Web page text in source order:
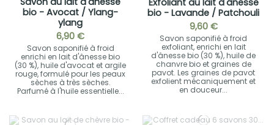
bio - Avocat / Ylang-
ylang
6,90 €
Savon saponifié à froid
enrichi en lait d'ânesse bio
(30 %), huile d'avocat et argile
rouge, formulé pour les peaux
sèches à très sèches.
Parfumé à l'huile essentielle...
bio - Lavande / Patchouli
9,60 €
Savon saponifié à froid
exfoliant, enrichi en lait
d'ânesse bio (30 %), huile de
chanvre bio et graines de
pavot. Les graines de pavot
exfolient mécaniquement et
en douceur...